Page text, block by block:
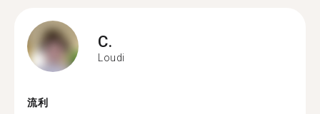
C.
Loudi
流利